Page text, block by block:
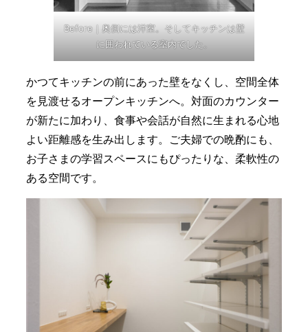
Before｜奥側には洋室。そしてキッチンは壁
に囲われている室内でした。
かつてキッチンの前にあった壁をなくし、空間全体
を見渡せるオープンキッチンへ。対面のカウンター
が新たに加わり、食事や会話が自然に生まれる心地
よい距離感を生み出します。ご夫婦での晩酌にも、
お子さまの学習スペースにもぴったりな、柔軟性の
ある空間です。